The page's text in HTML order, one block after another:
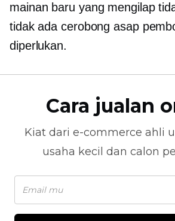
mainan baru yang mengilap
tidak ada cerobong asap
diperlukan.
Cara jualan
Kiat dari e-commerce ahli
usaha kecil dan calon